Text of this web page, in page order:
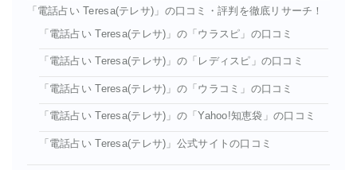
「電話占い Teresa(テレサ)」の口コミ・評判を徹底リサーチ！
「電話占い Teresa(テレサ)」の「ウラスピ」の口コミ
「電話占い Teresa(テレサ)」の「レディスピ」の口コミ
「電話占い Teresa(テレサ)」の「ウラコミ」の口コミ
「電話占い Teresa(テレサ)」の「Yahoo!知恵袋」の口コミ
「電話占い Teresa(テレサ)」公式サイトの口コミ